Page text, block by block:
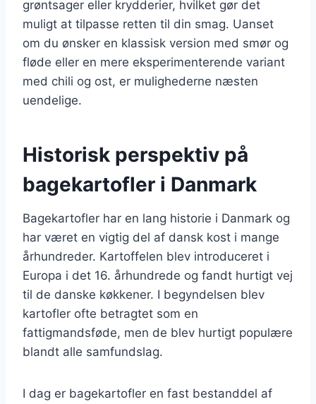
grøntsager eller krydderier, hvilket gør det
muligt at tilpasse retten til din smag. Uanset
om du ønsker en klassisk version med smør og
fløde eller en mere eksperimenterende variant
med chili og ost, er mulighederne næsten
uendelige.
Historisk perspektiv på
bagekartofler i Danmark
Bagekartofler har en lang historie i Danmark og
har været en vigtig del af dansk kost i mange
århundreder. Kartoffelen blev introduceret i
Europa i det 16. århundrede og fandt hurtigt vej
til de danske køkkener. I begyndelsen blev
kartofler ofte betragtet som en
fattigmandsføde, men de blev hurtigt populære
blandt alle samfundslag.
I dag er bagekartofler en fast bestanddel af